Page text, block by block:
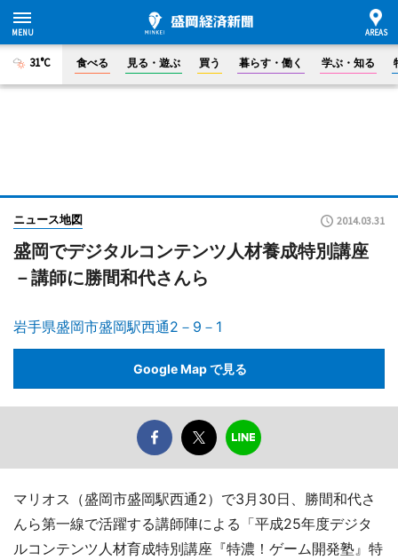
31°C 食べる 見る・遊ぶ 買う 暮らす・働く 学ぶ・知る
ニュース地図 2014.03.31
盛岡でデジタルコンテンツ人材養成特別講座
－講師に勝間和代さんら
岩手県盛岡市盛岡駅西通2－9－1
Google Map で見る
マリオス（盛岡市盛岡駅西通2）で3月30日、勝間和代さ
んら第一線で活躍する講師陣による「平成25年度デジタ
ルコンテンツ人材育成特別講座『特濃！ゲーム開発塾』特